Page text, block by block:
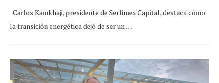
Carlos Kamkhaji, presidente de Serfimex Capital, destaca cómo
la transición energética dejó de ser un …